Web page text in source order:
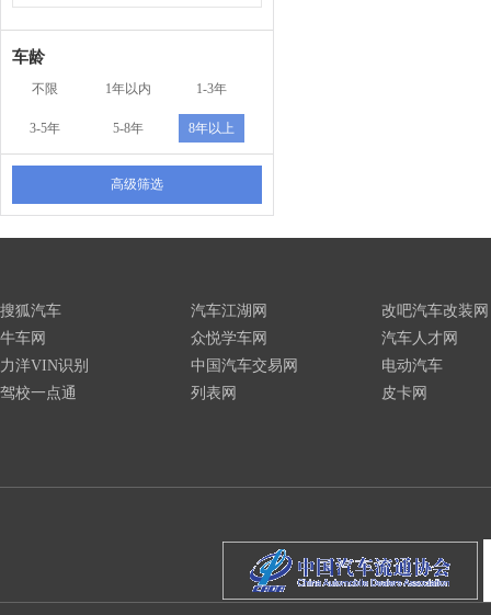
车龄
不限 1年以内 1-3年
3-5年 5-8年 8年以上
高级筛选
搜狐汽车
牛车网
力洋VIN识别
驾校一点通
汽车江湖网
众悦学车网
中国汽车交易网
列表网
改吧汽车改装网
汽车人才网
电动汽车
皮卡网